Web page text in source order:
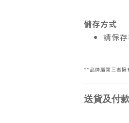
儲存方式
請保
**品牌屬第三者擁
送貨及付